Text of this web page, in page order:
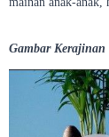
Gambar